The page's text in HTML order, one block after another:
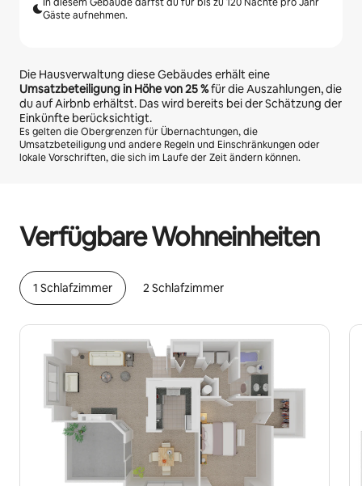
Gäste aufnehmen.
Die Hausverwaltung diese Gebäudes erhält eine
Umsatzbeteiligung in Höhe von25 %für die Auszahlungen, die
du auf Airbnb erhältst. Das wird bereits bei der Schätzung der
Einkünfte berücksichtigt.
Es gelten die Obergrenzen für Übernachtungen, die
Umsatzbeteiligung und andere Regeln und Einschränkungen oder
lokale Vorschriften, die sich im Laufe der Zeit ändern können.
Verfügbare Wohneinheiten
1 Schlafzimmer 2 Schlafzimmer